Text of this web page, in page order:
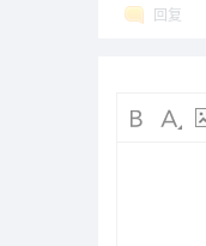
回复